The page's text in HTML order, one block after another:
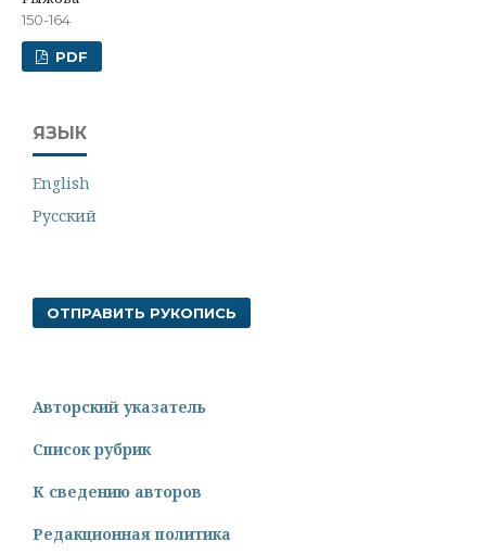
150-164
PDF
ЯЗЫК
English
Русский
ОТПРАВИТЬ РУКОПИСЬ
Авторский указатель
Список рубрик
К сведению авторов
Редакционная политика